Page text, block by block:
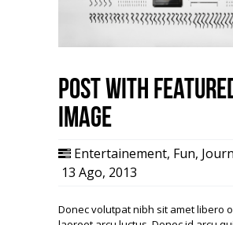
Post with
Image
Entertainement, Fun,
13 Ago, 2013
Donec volutpat nibh sit amet libero